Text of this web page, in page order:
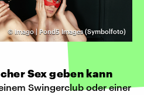
©Imago | Pond5 Images (Symbolfoto)
Sex geben kann
Swingerclub oder einer